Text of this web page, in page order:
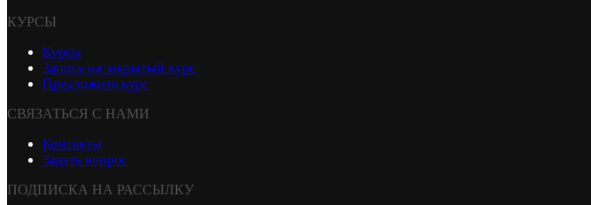
КУРСЫ
Курсы
Запись на закрытый курс
Предложить курс
СВЯЗАТЬСЯ С НАМИ
Контакты
Задать вопрос
ПОДПИСКА НА РАССЫЛКУ